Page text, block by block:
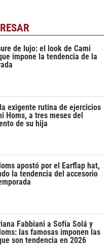
de lujo: el look de Cami
impone la tendencia de la
exigente rutina de ejercicios
Homs, a tres meses del
de su hija
apostó por el Earflap hat,
la tendencia del accesorio
Fabbiani a Sofía Solá y
las famosas imponen las
son tendencia en 2026